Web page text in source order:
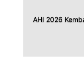
AHI 2026